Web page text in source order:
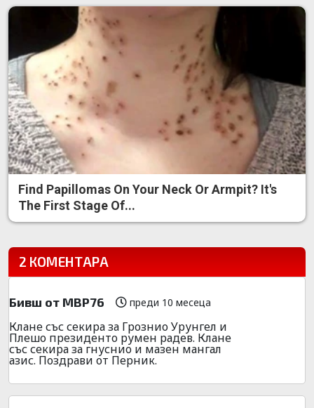
Find Papillomas On Your Neck Or Armpit? It's
The First Stage Of...
2 КОМЕНТАРА
Бивш от МВР76 преди 10 месеца
Клане със секира за Грознио Урунгел и
Плешо президенто румен радев. Клане
със секира за гнуснио и мазен мангал
азис. Поздрави от Перник.